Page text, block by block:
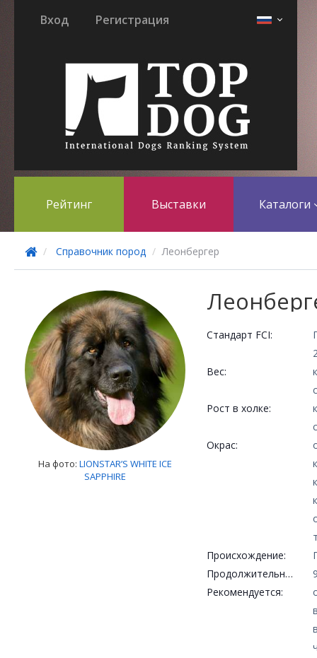
Вход Регистрация
Рейтинг Выставки Каталоги
Справочник пород Леонбергер
На фото: LIONSTAR’S WHITE ICE
SAPPHIRE
Стандарт FCI:
Вес:
Рост в холке:
Окрас:
Происхождение:
Продолжительность жизни:
Рекомендуется: